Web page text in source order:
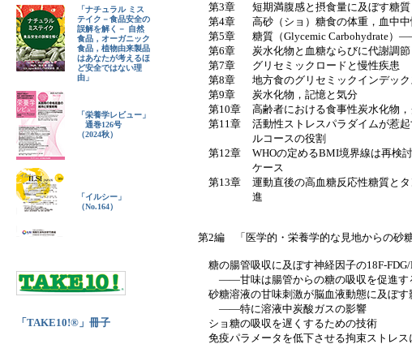
「ナチュラル ミス
テイク－食品安全の
誤解を解く－ 自然
食品，オーガニック
食品，植物由来製品
はあなたが考えるほ
ど安全ではない理
由」
「栄養学レビュー」
通巻126号
（2024秋）
「イルシー」
（No.164）
「TAKE10!®」冊子
第3章
短期満腹感と摂食量に及ぼす糖
第4章
高砂（ショ）糖食の体重，血中
第5章
糖質（Glycemic Carbohydrate）
第6章
炭水化物と血糖ならびに代謝調節
第7章
グリセミックロードと慢性疾患
第8章
地方食のグリセミックインデッ
第9章
炭水化物，記憶と気分
第10章
高齢者における食事性炭水化物
第11章
活動性ストレスパラダイムが惹
ルコースの役割
第12章
WHOの定めるBMI境界線は再検
ケース
第13章
運動直後の高血糖反応性糖質と
進
第2編 「医学的・栄養学的な見地からの砂
糖の腸管吸収に及ぼす神経因子の18F-FDG/
――甘味は腸管からの糖の吸収を促進す
砂糖溶液の甘味刺激が脳血液動態に及ぼす
――特に溶液中炭酸ガスの影響
ショ糖の吸収を遅くするための技術
免疫パラメータを低下させる拘束ストレス